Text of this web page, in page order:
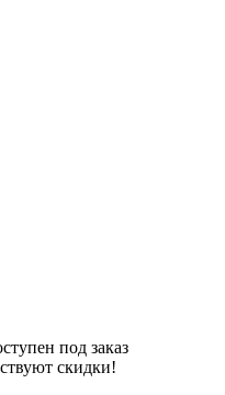
под заказ
скидки!